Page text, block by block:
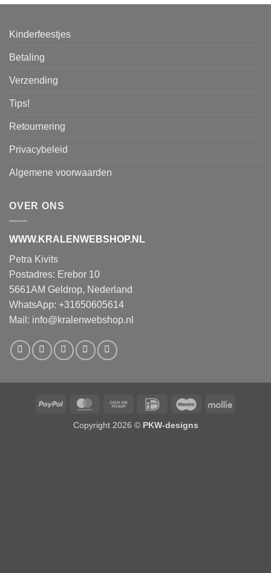
Kinderfeestjes
Betaling
Verzending
Tips!
Retournering
Privacybeleid
Algemene voorwaarden
OVER ONS
WWW.KRALENWEBSHOP.NL
Petra Kivits
Postadres: Erebor 10
5661AM Geldrop, Nederland
WhatsApp: +31650605614
Mail: info@kralenwebshop.nl
PayPal MasterCardCash
Pickup
IDeal Maestro Mollie
Copyright 2026 © PKW-designs